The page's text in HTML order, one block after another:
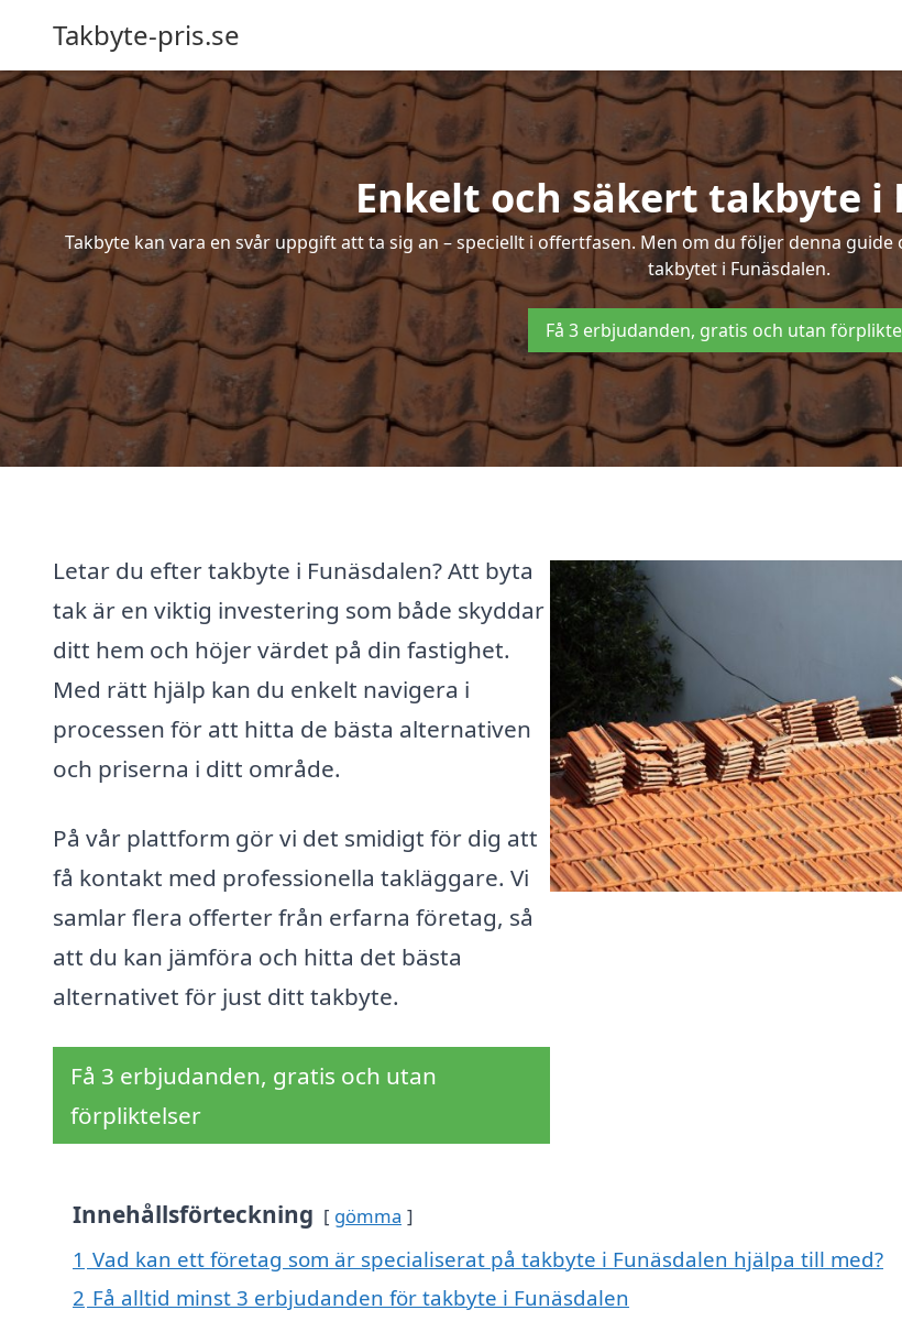
Takbyte-pris.se
Enkelt och säkert takbyte i
Takbyte kan vara en svår uppgift att ta sig an – speciellt i offertfasen. Men om du följer denna
takbytet i Funäsdalen.
Få 3 erbjudanden, gratis och utan
Letar du efter takbyte i Funäsdalen? Att byta
tak är en viktig investering som både skyddar
ditt hem och höjer värdet på din fastighet.
Med rätt hjälp kan du enkelt navigera i
processen för att hitta de bästa alternativen
och priserna i ditt område.
På vår plattform gör vi det smidigt för dig att
få kontakt med professionella takläggare. Vi
samlar flera offerter från erfarna företag, så
att du kan jämföra och hitta det bästa
alternativet för just ditt takbyte.
Få 3 erbjudanden, gratis och utan
förpliktelser
Innehållsförteckning gömma
1 Vad kan ett företag som är specialiserat på takbyte i Funäsdalen hjälpa till med?
2 Få alltid minst 3 erbjudanden för takbyte i Funäsdalen